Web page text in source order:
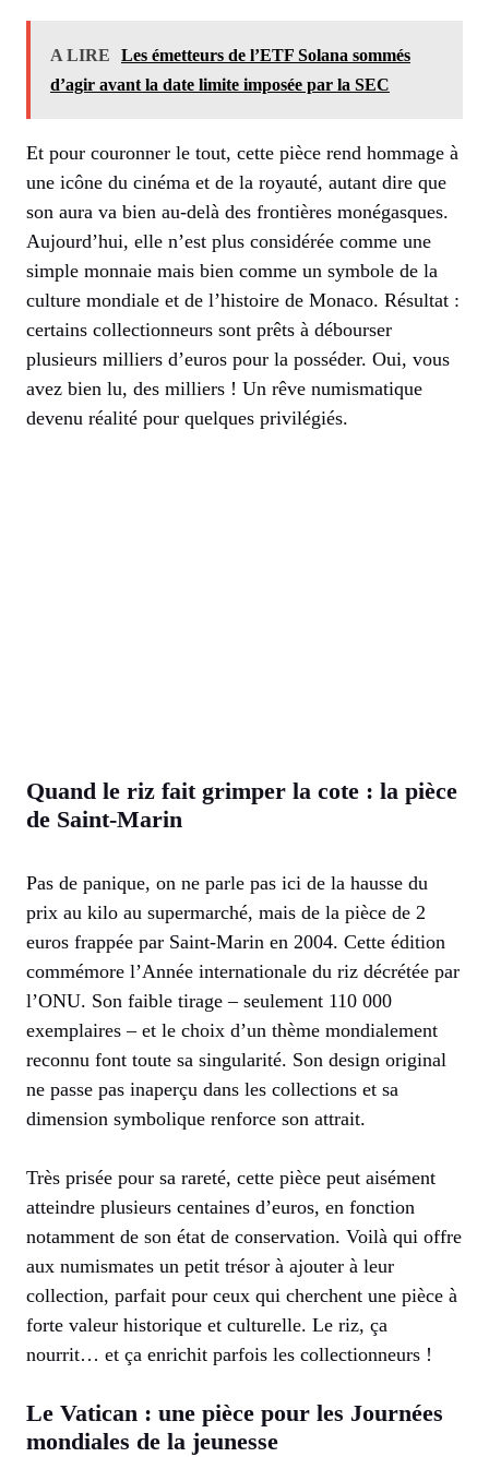
A LIRE
Les émetteurs de l’ETF Solana sommés
d’agir avant la date limite imposée par la SEC
Et pour couronner le tout, cette pièce rend hommage à
une icône du cinéma et de la royauté, autant dire que
son aura va bien au-delà des frontières monégasques.
Aujourd’hui, elle n’est plus considérée comme une
simple monnaie mais bien comme un symbole de la
culture mondiale et de l’histoire de Monaco. Résultat :
certains collectionneurs sont prêts à débourser
plusieurs milliers d’euros pour la posséder. Oui, vous
avez bien lu, des milliers ! Un rêve numismatique
devenu réalité pour quelques privilégiés.
Quand le riz fait grimper la cote : la pièce
de Saint-Marin
Pas de panique, on ne parle pas ici de la hausse du
prix au kilo au supermarché, mais de la pièce de 2
euros frappée par Saint-Marin en 2004. Cette édition
commémore l’Année internationale du riz décrétée par
l’ONU. Son faible tirage – seulement 110 000
exemplaires – et le choix d’un thème mondialement
reconnu font toute sa singularité. Son design original
ne passe pas inaperçu dans les collections et sa
dimension symbolique renforce son attrait.
Très prisée pour sa rareté, cette pièce peut aisément
atteindre plusieurs centaines d’euros, en fonction
notamment de son état de conservation. Voilà qui offre
aux numismates un petit trésor à ajouter à leur
collection, parfait pour ceux qui cherchent une pièce à
forte valeur historique et culturelle. Le riz, ça
nourrit… et ça enrichit parfois les collectionneurs !
Le Vatican : une pièce pour les Journées
mondiales de la jeunesse